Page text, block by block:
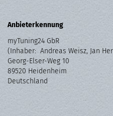
Anbieterkennung
myTuning24 GbR
(Inhaber: Andreas Weisz, Jan
Georg-Elser-Weg 10
89520 Heidenheim
Deutschland